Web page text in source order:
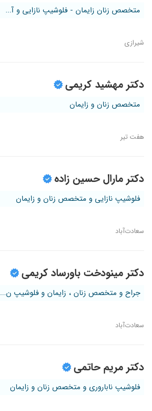
متخصص زنان زایمان - فلوشیپ نازایی و آ...
شیرازی
دکتر مهشید کریمی
متخصص زنان و زایمان
هفت تیر
دکتر مارال حسین زاده
فلوشیپ نازایی و متخصص زنان و زایمان
سعادت‌آباد
دکتر مینودخت باورساد کریمی
جراح و متخصص زنان ، زایمان و فلوشیپ ن...
سعادت‌آباد
دکتر مریم حاتمی
فلوشیپ ناباروری و متخصص زنان و زایمان